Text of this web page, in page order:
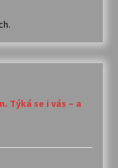
Týká se i vás – a